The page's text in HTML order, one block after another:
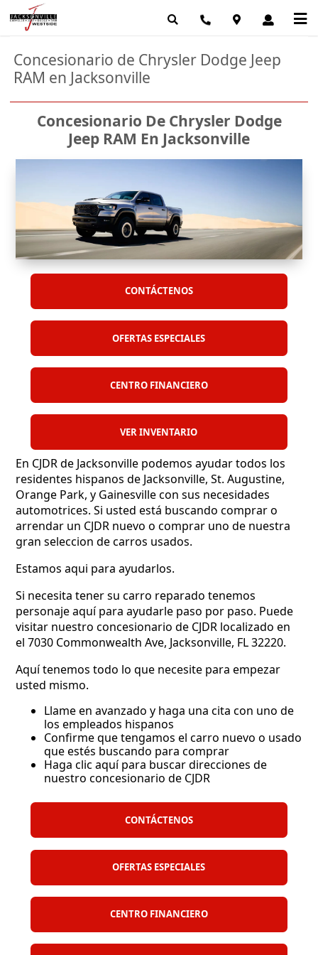
Concesionario de Chrysler Dodge Jeep
RAM en Jacksonville
Concesionario De Chrysler Dodge
Jeep RAM En Jacksonville
CONTÁCTENOS
OFERTAS ESPECIALES
CENTRO FINANCIERO
VER INVENTARIO
En CJDR de Jacksonville podemos ayudar todos los
residentes hispanos de Jacksonville, St. Augustine,
Orange Park, y Gainesville con sus necesidades
automotrices. Si usted está buscando comprar o
arrendar un CJDR nuevo o comprar uno de nuestra
gran seleccion de carros usados.
Estamos aqui para ayudarlos.
Si necesita tener su carro reparado tenemos
personaje aquí para ayudarle paso por paso. Puede
visitar nuestro concesionario de CJDR localizado en
el7030 Commonwealth Ave, Jacksonville, FL 32220.
Aquí tenemos todo lo que necesite para empezar
usted mismo.
Llame en avanzado y haga una cita con uno de
los empleados hispanos
Confirme que tengamos el carro nuevo o usado
que estés buscando para comprar
Haga clic aquí para buscar direcciones de
nuestro concesionario de CJDR
CONTÁCTENOS
OFERTAS ESPECIALES
CENTRO FINANCIERO